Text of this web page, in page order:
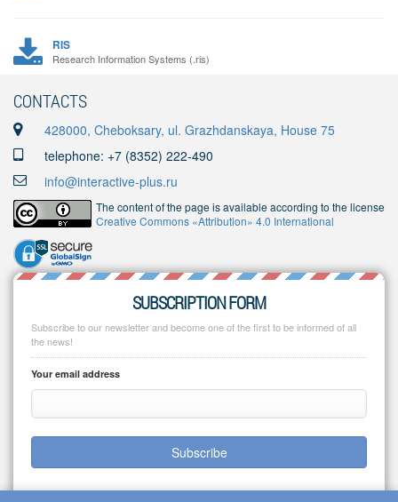
RIS
Research Information Systems (.ris)
CONTACTS
428000, Cheboksary, ul. Grazhdanskaya, House 75
telephone: +7 (8352) 222-490
info@interactive-plus.ru
The content of the page is available according to the license
Creative Commons «Attribution» 4.0 International
SUBSCRIPTION FORM
Subscribe to our newsletter and become one of the first to be informed of all
the news!
Your email address
Subscribe